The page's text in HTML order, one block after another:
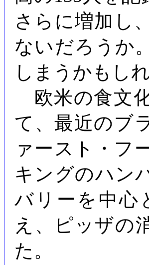
さらに増加し
ないだろうか
しまうかもし
欧米の食文
て、最近のブ
ァースト・フ
キングのハン
バリーを中心
え、ピッザの
た。